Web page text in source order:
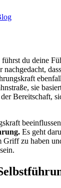
führst du deine
nachgedacht,
sie
Bereitschaft,
Es geht
zu haben